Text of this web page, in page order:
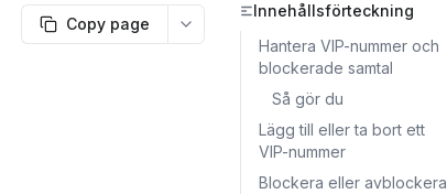
Copy page
More options
Innehållsförteckning
Hantera VIP-nummer och
blockerade samtal
Så gör du
Lägg till eller ta bort ett
VIP-nummer
Blockera eller avblockera